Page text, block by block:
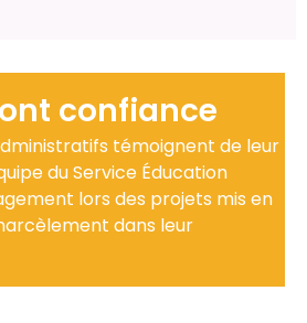
confiance
témoignent de leur
du Service Éducation
lors des projets mis en
dans leur